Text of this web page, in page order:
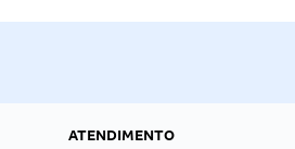
ATENDIMENTO